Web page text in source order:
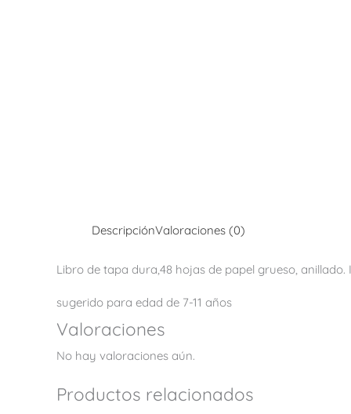
DescripciónValoraciones (0)
Libro de tapa dura,48 hojas de papel grueso,
sugerido para edad de 7-11 años
Valoraciones
No hay valoraciones aún.
Productos relacionados